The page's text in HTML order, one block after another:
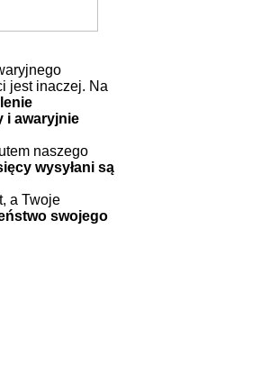
jest inaczej. Na
i awaryjnie
naszego
wysyłani są
a Twoje
swojego